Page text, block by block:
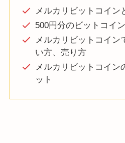
メルカリビットコイン
500円分のビットコイ
メルカリビットコイン
い方、売り方
メルカリビットコイン
ット